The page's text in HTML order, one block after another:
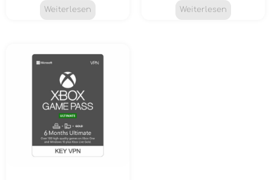
Weiterlesen Weiterlesen